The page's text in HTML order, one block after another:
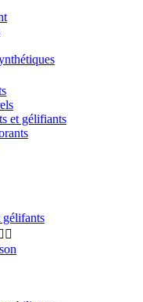
et gélifiants
gélifants
